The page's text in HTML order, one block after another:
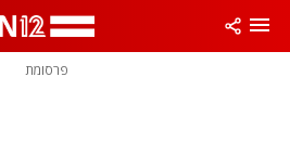
פרסומת